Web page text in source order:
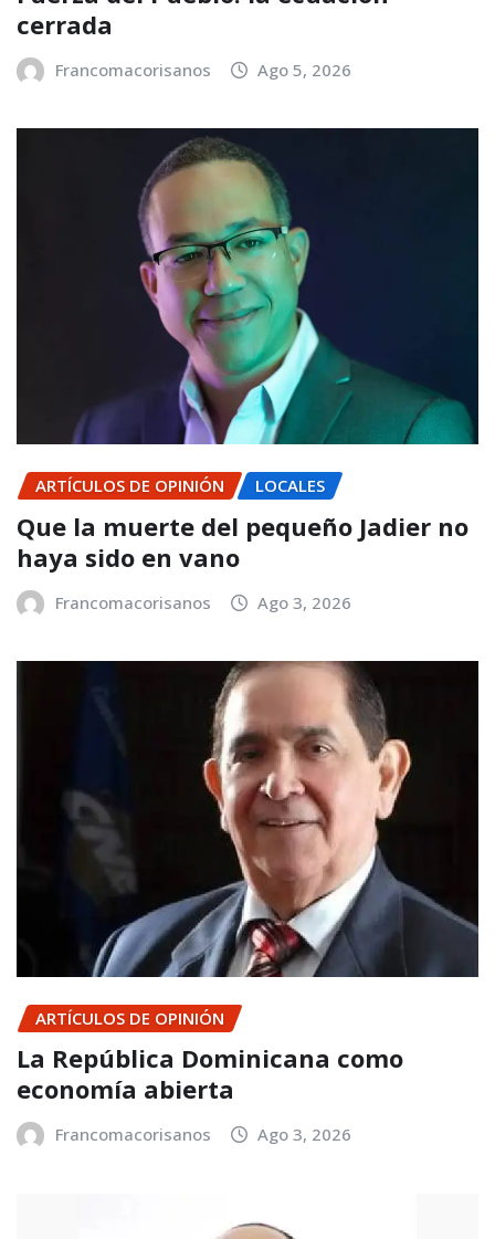
cerrada
Francomacorisanos Ago 5, 2026
ARTÍCULOS DE OPINIÓN LOCALES
Que la muerte del pequeño Jadier no
haya sido en vano
Francomacorisanos Ago 3, 2026
ARTÍCULOS DE OPINIÓN
La República Dominicana como
economía abierta
Francomacorisanos Ago 3, 2026